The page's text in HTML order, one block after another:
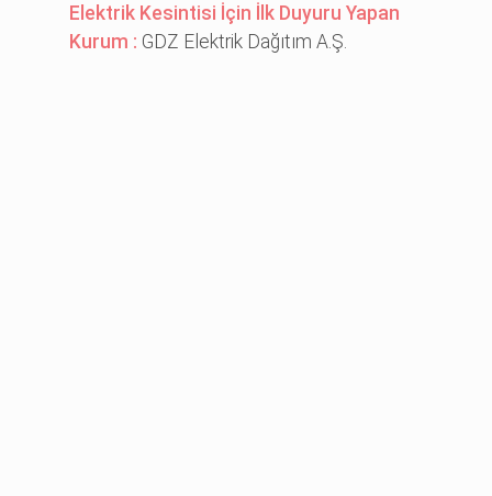
Elektrik Kesintisi İçin İlk Duyuru Yapan
Kurum : GDZ Elektrik Dağıtım A.Ş.